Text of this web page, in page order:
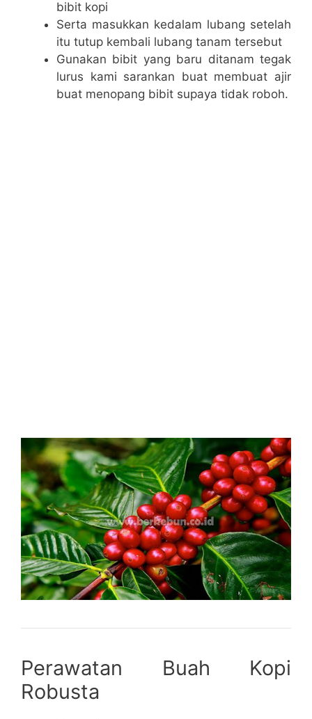
bibit kopi
Serta masukkan kedalam lubang setelah
itu tutup kembali lubang tanam tersebut
Gunakan bibit yang baru ditanam tegak
lurus kami sarankan buat membuat ajir
buat menopang bibit supaya tidak roboh.
Perawatan Buah Kopi
Robusta